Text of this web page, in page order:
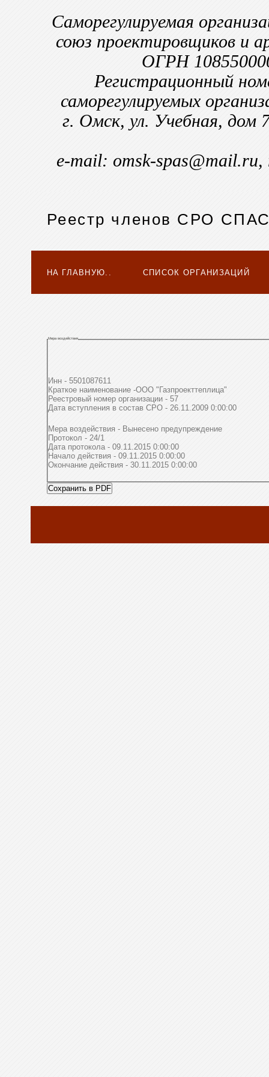
Саморегулируемая
союз проектировщиков и
ОГРН
Регистрационный
саморегулируемых
г. Омск, ул. Учебная, дом
e-mail: omsk-
Реестр членов СРО
НА ГЛАВНУЮ.. СПИСОК ОРГАНИЗАЦИЙ
Мера воздействия
Инн - 5501087611
Краткое наименование -ООО "Газпроекттеплица"
Реестровый номер организации - 57
Дата вступления в состав СРО - 26.11.2009 0:00:00
Мера воздействия - Вынесено предупреждение
Протокол - 24/1
Дата протокола - 09.11.2015 0:00:00
Начало действия - 09.11.2015 0:00:00
Окончание действия - 30.11.2015 0:00:00